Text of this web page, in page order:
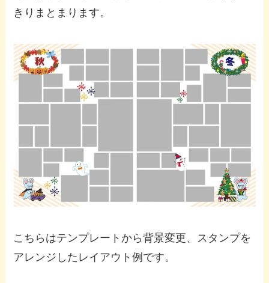
きりまとまります。
こちらはテンプレートから背景変更、スタンプを
アレンジしたレイアウト例です。